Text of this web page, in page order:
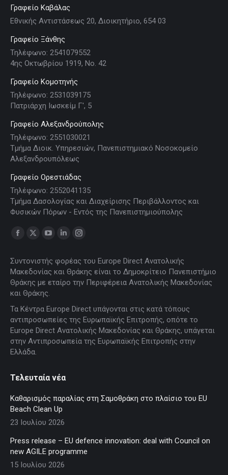
Γραφείο Καβάλας
Εθνικής Αντιστάσεως 20, Διοικητήριο, 654 03
Γραφείο Ξάνθης
Τηλέφωνο: 2541079552
4ης Οκτωβρίου 1919, Νο. 42
Γραφείο Κομοτηνής
Τηλέφωνο: 2531039175
Πατριάρχη Ιωσκείμ Γ', 5
Γραφείο Αλεξανδρούπολης
Τηλέφωνο: 2551030021
Τμήμα Διοικ. Υπηρεσιών, Πανεπιστημιακό Νοσοκομείο
Αλεξανδρουπόλεως
Γραφείο Ορεστιάδας
Τηλέφωνο: 2552041135
Τμήμα Δασολογίας και Διαχείρισης Περιβάλλοντος και
Φυσικών Πόρων - Εντός της Πανεπιστημιούπολης
Find us on:
Facebook
opens
in
new
window
X
opens
new
window
YouTube
opens
in
new
window
Linkedin
opens
window
Instagram
opens
window
Συντονιστής φορέας του Europe Direct Ανατολικής
Μακεδονίας και Θράκης είναι το Δημοκρίτειο Πανεπιστήμιο
Θράκης με εταίρο την Περιφέρεια Ανατολικής Μακεδονίας
και Θράκης.
Τα Κέντρα Europe Direct υπάγονται στις κατά τόπους
αντιπροσωπείες της Ευρωπαϊκής Επιτροπής, οπότε το
Europe Direct Ανατολικής Μακεδονίας και Θράκης, υπάγεται
στην Αντιπροσωπεία της Ευρωπαϊκής Επιτροπής στην
Ελλάδα.
Τελευταία νέα
Καθαρισμός παραλίας στη Σαμοθράκη στο πλαίσιο του EU
Beach Clean Up
23 Ιουλίου 2026
Press release – EU defence innovation: deal with Council on
new AGILE programme
15 Ιουλίου 2026